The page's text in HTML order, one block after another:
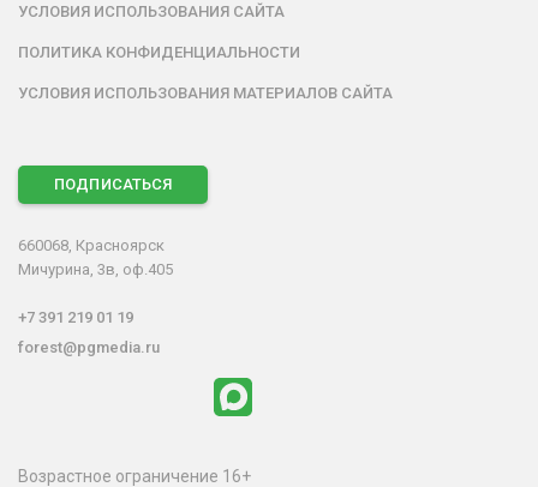
УСЛОВИЯ ИСПОЛЬЗОВАНИЯ САЙТА
ПОЛИТИКА КОНФИДЕНЦИАЛЬНОСТИ
УСЛОВИЯ ИСПОЛЬЗОВАНИЯ МАТЕРИАЛОВ САЙТА
ПОДПИСАТЬСЯ
660068, Красноярск
Мичурина, 3в, оф.405
+7 391 219 01 19
forest@pgmedia.ru
Возрастное ограничение 16+